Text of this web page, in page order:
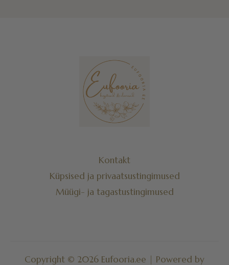
Kontakt
Küpsised ja privaatsustingimused
Müügi- ja tagastustingimused
Copyright © 2026 Eufooria.ee | Powered by